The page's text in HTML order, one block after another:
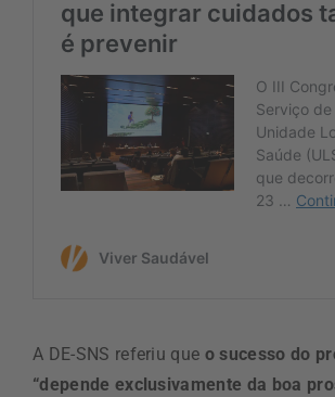
A DE-SNS referiu que o sucesso do
“depende exclusivamente da boa